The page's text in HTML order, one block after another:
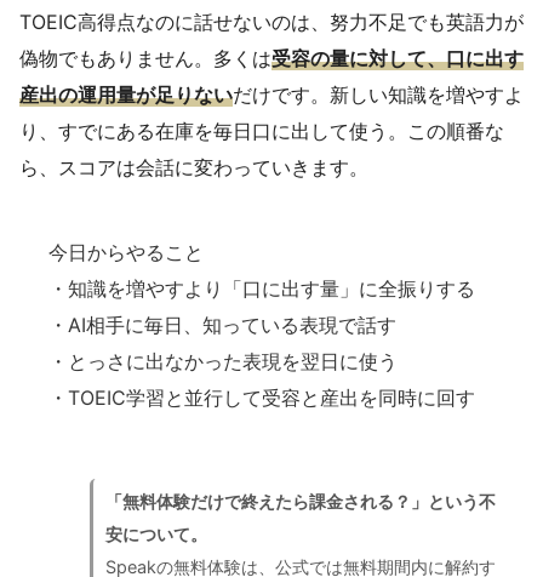
TOEIC高得点なのに話せないのは、努力不足でも英語力が
偽物でもありません。多くは受容の量に対して、口に出す
産出の運用量が足りないだけです。新しい知識を増やすよ
り、すでにある在庫を毎日口に出して使う。この順番な
ら、スコアは会話に変わっていきます。
今日からやること
・知識を増やすより「口に出す量」に全振りする
・AI相手に毎日、知っている表現で話す
・とっさに出なかった表現を翌日に使う
・TOEIC学習と並行して受容と産出を同時に回す
「無料体験だけで終えたら課金される？」という不
安について。
Speakの無料体験は、公式では無料期間内に解約す